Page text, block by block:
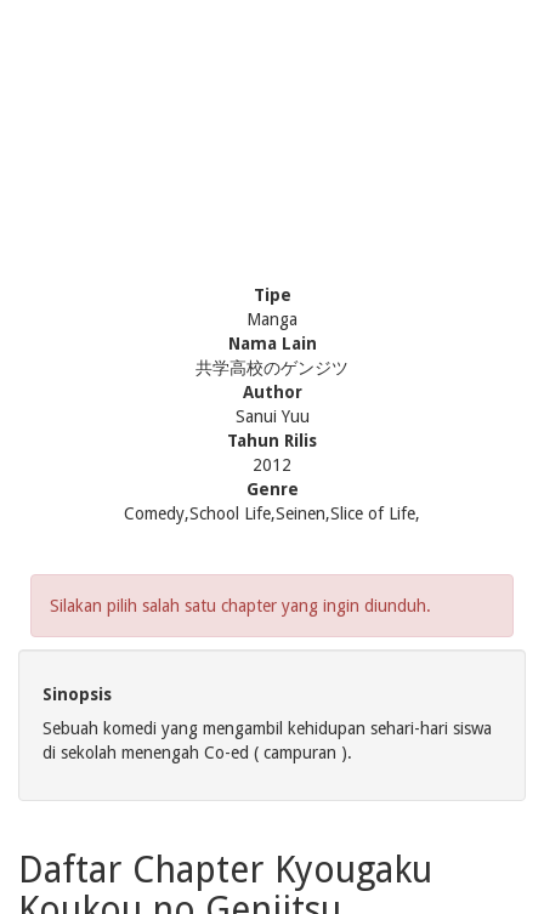
Tipe
Manga
Nama Lain
共学高校のゲンジツ
Author
Sanui Yuu
Tahun Rilis
2012
Genre
Comedy,School Life,Seinen,Slice of Life,
Silakan pilih salah satu chapter yang ingin diunduh.
Sinopsis
Sebuah komedi yang mengambil kehidupan sehari-hari siswa
di sekolah menengah Co-ed ( campuran ).
Daftar Chapter Kyougaku